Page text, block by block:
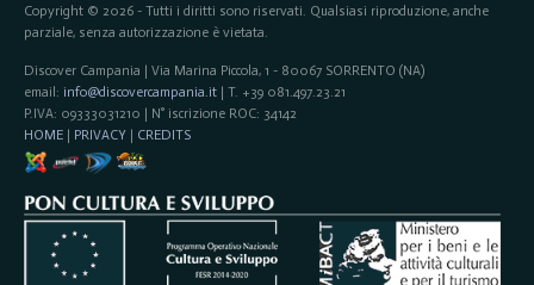
Copyright © 2026 - Tutti i diritti sono riservati. Qualsiasi riproduzione, anche
parziale, senza autorizzazione è vietata.
Discover Campania | Via Marina Piccola, 1 - 80067 SORRENTO (NA)
email: info@discovercampania.it| T. +39 081.497.23.21
P.IVA: 09333031210 | N° iscrizione ROC: 34142
HOME| PRIVACY | CREDITS